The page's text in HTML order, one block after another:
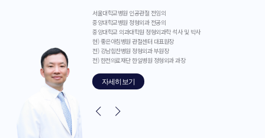
서울대학교병원 인공관절 전임의
중앙대학교병원 정형외과 전공의
중앙대학교 의과대학원 정형외과학 석사 및 박사
현) 좋은아침병원 관절센터 대표원장
전) 강남힘찬병원 정형외과 부원장
전) 한전의료재단 한일병원 정형외과 과장
자세히보기